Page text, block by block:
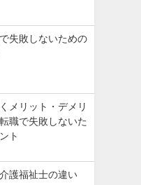
失敗しないための
メリット・デメリ
職で失敗しないた
ト
護福祉士の違い